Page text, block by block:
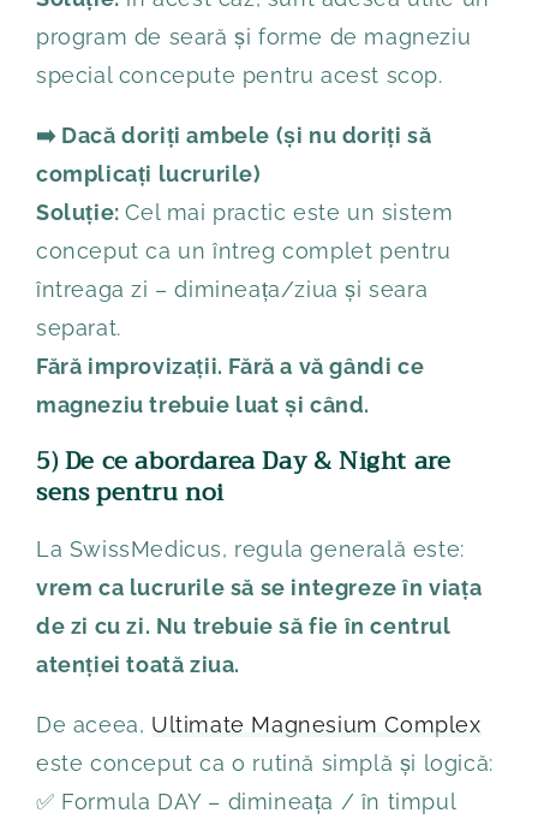
program de seară și forme de magneziu
special concepute pentru acest scop.
➡️ Dacă doriți ambele (și nu doriți să
complicați lucrurile)
Soluție:Cel mai practic este un sistem
conceput ca un întreg complet pentru
întreaga zi – dimineața/ziua și seara
separat.
Fără improvizații. Fără a vă gândi ce
magneziu trebuie luat și când.
5) De ce abordarea Day & Night are
sens pentru noi
La SwissMedicus, regula generală este:
vrem ca lucrurile să se integreze în viața
de zi cu zi. Nu trebuie să fie în centrul
atenției toată ziua.
De aceea, Ultimate Magnesium Complex
este conceput ca o rutină simplă și logică:
✅ Formula DAY – dimineața / în timpul